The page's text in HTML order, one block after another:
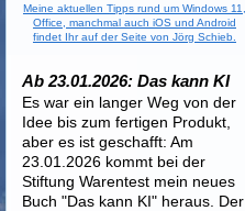
Meine aktuellen Tipps rund um Windows 11,
Office, manchmal auch iOS und Android
findet Ihr auf der Seite von Jörg Schieb.
Ab 23.01.2026: Das kann KI
Es war ein langer Weg von der
Idee bis zum fertigen Produkt,
aber es ist geschafft: Am
23.01.2026 kommt bei der
Stiftung Warentest mein neues
Buch "Das kann KI" heraus. Der